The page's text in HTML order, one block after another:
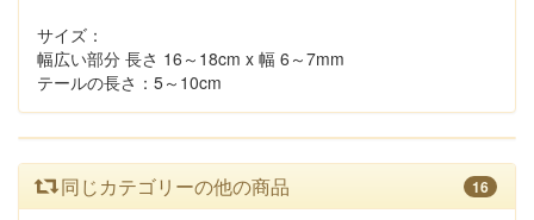
サイズ：
幅広い部分 長さ 16～18cm x 幅 6～7mm
テールの長さ：5～10cm
同じカテゴリーの他の商品 16